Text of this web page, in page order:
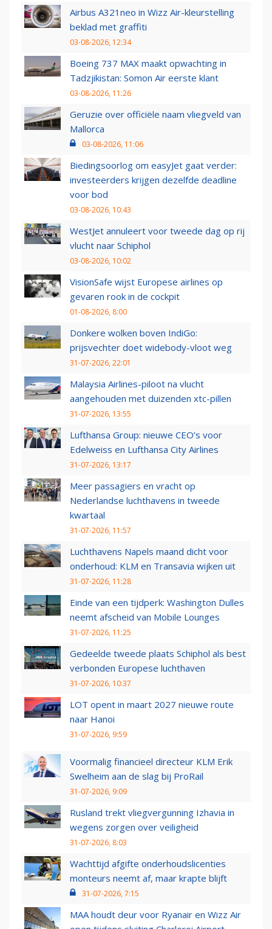
Airbus A321neo in Wizz Air-kleurstelling
beklad met graffiti
03-08-2026, 12:34
Boeing 737 MAX maakt opwachting in
Tadzjikistan: Somon Air eerste klant
03-08-2026, 11:26
Geruzie over officiële naam vliegveld van
Mallorca
03-08-2026, 11:06
Biedingsoorlog om easyJet gaat verder:
investeerders krijgen dezelfde deadline
voor bod
03-08-2026, 10:43
WestJet annuleert voor tweede dag op rij
vlucht naar Schiphol
03-08-2026, 10:02
VisionSafe wijst Europese airlines op
gevaren rook in de cockpit
01-08-2026, 8:00
Donkere wolken boven IndiGo:
prijsvechter doet widebody-vloot weg
31-07-2026, 22:01
Malaysia Airlines-piloot na vlucht
aangehouden met duizenden xtc-pillen
31-07-2026, 13:55
Lufthansa Group: nieuwe CEO’s voor
Edelweiss en Lufthansa City Airlines
31-07-2026, 13:17
Meer passagiers en vracht op
Nederlandse luchthavens in tweede
kwartaal
31-07-2026, 11:57
Luchthavens Napels maand dicht voor
onderhoud: KLM en Transavia wijken uit
31-07-2026, 11:28
Einde van een tijdperk: Washington Dulles
neemt afscheid van Mobile Lounges
31-07-2026, 11:25
Gedeelde tweede plaats Schiphol als best
verbonden Europese luchthaven
31-07-2026, 10:37
LOT opent in maart 2027 nieuwe route
naar Hanoi
31-07-2026, 9:59
Voormalig financieel directeur KLM Erik
Swelheim aan de slag bij ProRail
31-07-2026, 9:09
Rusland trekt vliegvergunning Izhavia in
wegens zorgen over veiligheid
31-07-2026, 8:03
Wachttijd afgifte onderhoudslicenties
monteurs neemt af, maar krapte blijft
31-07-2026, 7:15
MAA houdt deur voor Ryanair en Wizz Air